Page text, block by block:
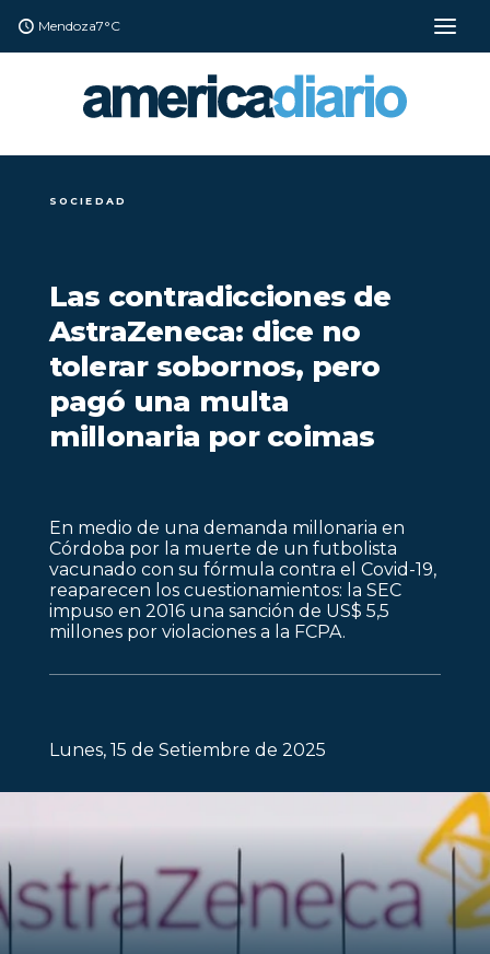
Mendoza7°C
SOCIEDAD
Las contradicciones de
AstraZeneca: dice no
tolerar sobornos, pero
pagó una multa
millonaria por coimas
En medio de una demanda millonaria en
Córdoba por la muerte de un futbolista
vacunado con su fórmula contra el Covid-19,
reaparecen los cuestionamientos: la SEC
impuso en 2016 una sanción de US$ 5,5
millones por violaciones a la FCPA.
Lunes, 15 de Setiembre de 2025